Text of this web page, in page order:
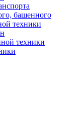
башенного
техники
техники